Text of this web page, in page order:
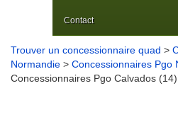
Contact
Trouver un concessionnaire quad >
Normandie > Concessionnaires Pgo
Concessionnaires Pgo Calvados (14)